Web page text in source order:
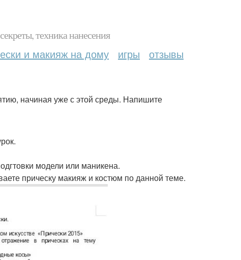
техника нанесения
и макияж на дому игры отзывы
начиная уже с этой среды. Напишите
модели или маникена.
прическу макияж и костюм по данной теме.